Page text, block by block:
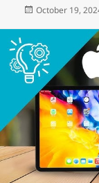
Posted
October 19,